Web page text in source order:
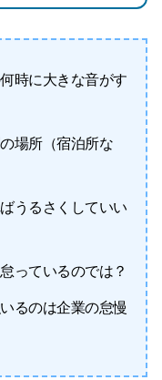
時に大きな音がす
場所（宿泊所な
うるさくしていい
っているのでは？
るのは企業の怠慢